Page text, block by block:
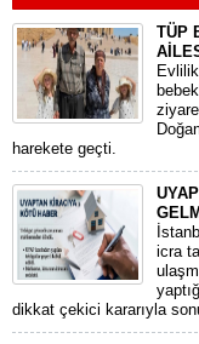
TÜP
harekete geçti.
icra
dikkat çekici kararıyla